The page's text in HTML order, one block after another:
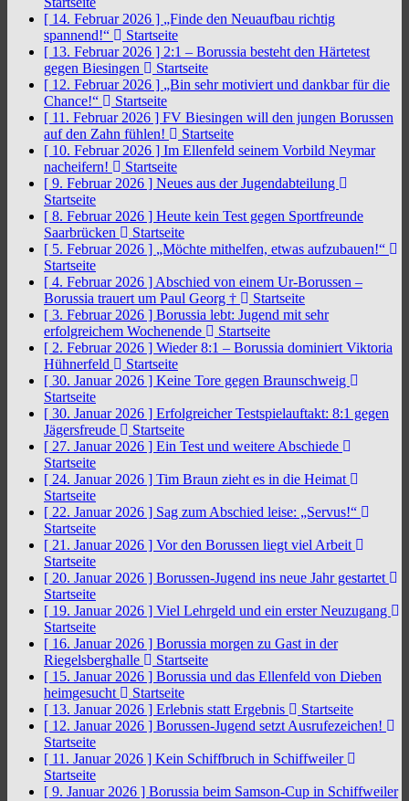
[ 14. Februar 2026 ] „Finde den Neuaufbau richtig
spannend!“
Startseite
[ 13. Februar 2026 ] 2:1 – Borussia besteht den Härtetest
gegen Biesingen
Startseite
[ 12. Februar 2026 ] „Bin sehr motiviert und dankbar für die
Chance!“
Startseite
[ 11. Februar 2026 ] FV Biesingen will den jungen Borussen
auf den Zahn fühlen!
Startseite
[ 10. Februar 2026 ] Im Ellenfeld seinem Vorbild Neymar
nacheifern!
Startseite
[ 9. Februar 2026 ] Neues aus der Jugendabteilung
Startseite
[ 8. Februar 2026 ] Heute kein Test gegen Sportfreunde
Saarbrücken
Startseite
[ 5. Februar 2026 ] „Möchte mithelfen, etwas aufzubauen!“
Startseite
[ 4. Februar 2026 ] Abschied von einem Ur-Borussen –
Borussia trauert um Paul Georg †
Startseite
[ 3. Februar 2026 ] Borussia lebt: Jugend mit sehr
erfolgreichem Wochenende
Startseite
[ 2. Februar 2026 ] Wieder 8:1 – Borussia dominiert Viktoria
Hühnerfeld
Startseite
[ 30. Januar 2026 ] Keine Tore gegen Braunschweig
Startseite
[ 30. Januar 2026 ] Erfolgreicher Testspielauftakt: 8:1 gegen
Jägersfreude
Startseite
[ 27. Januar 2026 ] Ein Test und weitere Abschiede
Startseite
[ 24. Januar 2026 ] Tim Braun zieht es in die Heimat
Startseite
[ 22. Januar 2026 ] Sag zum Abschied leise: „Servus!“
Startseite
[ 21. Januar 2026 ] Vor den Borussen liegt viel Arbeit
Startseite
[ 20. Januar 2026 ] Borussen-Jugend ins neue Jahr gestartet
Startseite
[ 19. Januar 2026 ] Viel Lehrgeld und ein erster Neuzugang
Startseite
[ 16. Januar 2026 ] Borussia morgen zu Gast in der
Riegelsberghalle
Startseite
[ 15. Januar 2026 ] Borussia und das Ellenfeld von Dieben
heimgesucht
Startseite
[ 13. Januar 2026 ] Erlebnis statt Ergebnis
Startseite
[ 12. Januar 2026 ] Borussen-Jugend setzt Ausrufezeichen!
Startseite
[ 11. Januar 2026 ] Kein Schiffbruch in Schiffweiler
Startseite
[ 9. Januar 2026 ] Borussia beim Samson-Cup in Schiffweiler